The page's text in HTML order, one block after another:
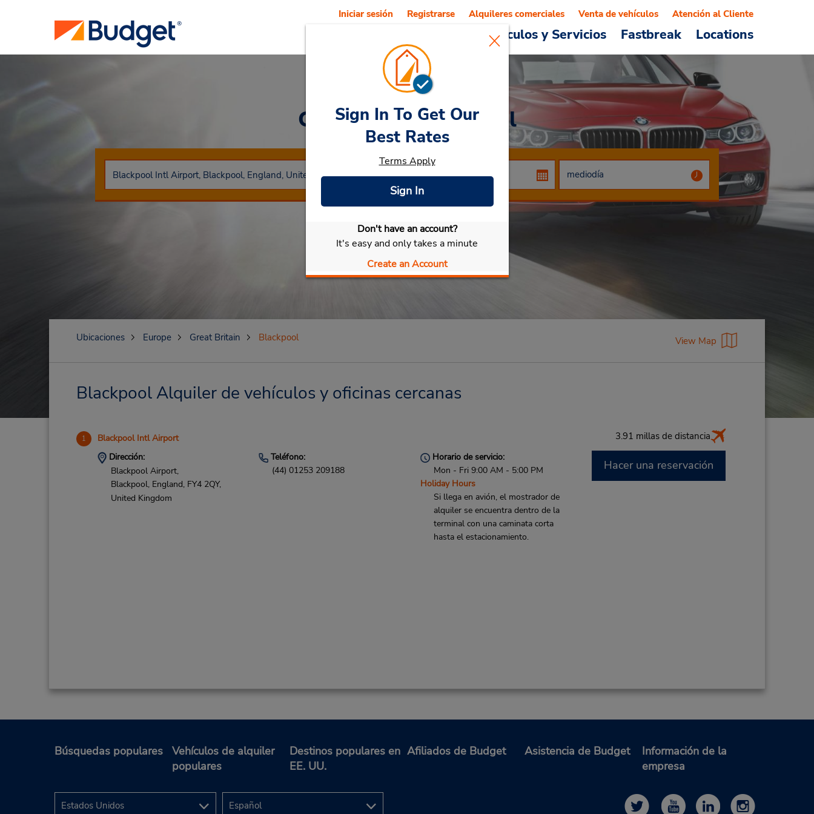
Vehículos y Servicios Fastbreak Locations
Iniciar sesión Registrarse Alquileres comerciales Venta de vehículos Atención al Cliente
Car Rental Blackpool
Seleccionar mi vehículo
Sign In To Get Our
Best Rates
Terms Apply
Sign In
Don't have an account?
It's easy and only takes a minute
Create an Account
Ubicaciones Europe Great Britain Blackpool View Map
Blackpool Alquiler de vehículos y oficinas cercanas
1 Blackpool Intl Airport 3.91 millas de distancia
Dirección:
Blackpool Airport,
Blackpool, England, FY4 2QY,
United Kingdom
Teléfono:
(44) 01253 209188
Horario de servicio:
Mon - Fri 9:00 AM - 5:00 PM
Holiday Hours
Si llega en avión, el mostrador de
alquiler se encuentra dentro de la
terminal con una caminata corta
hasta el estacionamiento.
Hacer una reservación
Búsquedas populares
Vehículos de alquiler
populares
Destinos populares en
EE. UU.
Afiliados de Budget Asistencia de Budget
Información de la
empresa